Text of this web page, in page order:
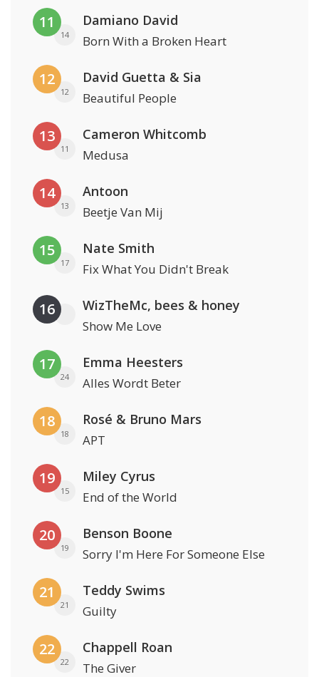
11
14
Damiano David
Born With a Broken Heart
12
12
David Guetta & Sia
Beautiful People
13
11
Cameron Whitcomb
Medusa
14
13
Antoon
Beetje Van Mij
15
17
Nate Smith
Fix What You Didn't Break
16 WizTheMc, bees & honey
Show Me Love
17
24
Emma Heesters
Alles Wordt Beter
18
18
Rosé & Bruno Mars
APT
19
15
Miley Cyrus
End of the World
20
19
Benson Boone
Sorry I'm Here For Someone Else
21
21
Teddy Swims
Guilty
22
22
Chappell Roan
The Giver